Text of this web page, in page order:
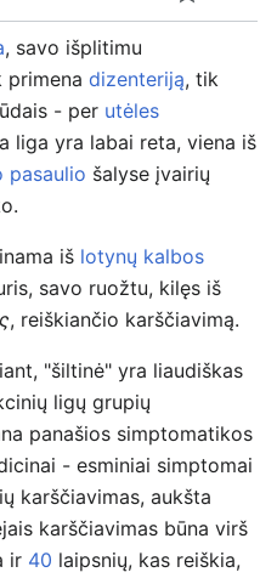
, savo išplitimu
primena dizenteriją, tik
- per utėles
liga yra labai reta, viena iš
pasaulio šalyse įvairių
iš lotynų kalbos
savo ruožtu, kilęs iš
, reiškiančio karščiavimą.
"šiltinė" yra liaudiškas
ligų grupių
panašios simptomatikos
- esminiai simptomai
karščiavimas, aukšta
karščiavimas būna virš
ir 40 laipsnių, kas reiškia,